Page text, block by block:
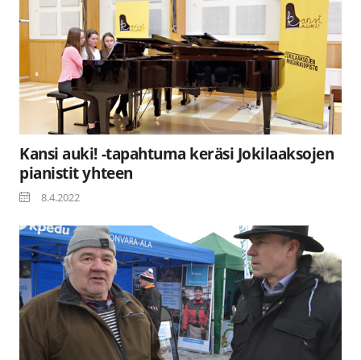
Kansi auki! -tapahtuma keräsi Jokilaaksojen
pianistit yhteen
8.4.2022